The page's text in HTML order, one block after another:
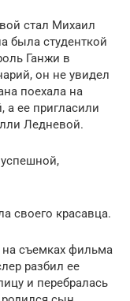
стал Михаил
была студенткой
Ганжи в
он не увидел
поехала на
а ее пригласили
Ледневой.
своего красавца.
на съемках фильма
разбил ее
и перебралась